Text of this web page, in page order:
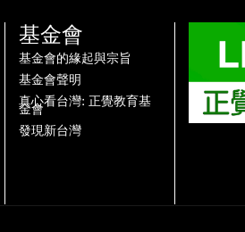
基金會
基金會的緣起與宗旨
基金會聲明
真心看台灣: 正覺教育基
金會
發現新台灣